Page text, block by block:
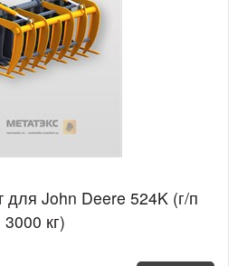
для John Deere 524K (г/п
3000 кг)